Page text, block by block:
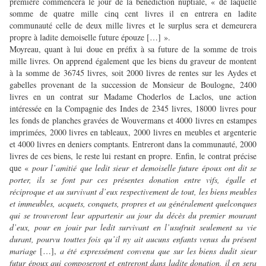
somme de quatre mille cinq cent livres il en entrera en ladite
communauté celle de deux mille livres et le surplus sera et demeurera
propre à ladite demoiselle future épouze […] ».
Moyreau, quant à lui doue en préfix à sa future de la somme de trois
mille livres. On apprend également que les biens du graveur de montent
à la somme de 36745 livres, soit 2000 livres de rentes sur les Aydes et
gabelles provenant de la succession de Monsieur de Boulogne, 2400
livres en un contrat sur Madame Choderlos de Laclos, une action
intéressée en la Compagnie des Indes de 2345 livres, 18000 livres pour
les fonds de planches gravées de Wouvermans et 4000 livres en estampes
imprimées, 2000 livres en tableaux, 2000 livres en meubles et argenterie
et 4000 livres en deniers comptants. Entreront dans la communauté, 2000
livres de ces biens, le reste lui restant en propre. Enfin, le contrat précise
que «pour l’amitié que ledit sieur et demoiselle future époux ont dit se
porter, ils se font par ces présentes donation entre vifs, égalle et
réciproque et au survivant d’eux respectivement de tout, les biens meubles
et immeubles, acquets, conquets, propres et au généralement quelconques
qui se trouveront leur appartenir au jour du décès du premier mourant
d’eux, pour en jouir par ledit survivant en l’usufruit seulement sa vie
durant, pourvu touttes fois qu’il ny ait aucuns enfants venus du présent
mariage […], a été expressément convenu que sur les biens dudit sieur
futur époux qui composeront et entreront dans ladite donation, il en sera